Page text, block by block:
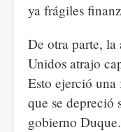
ya frágiles
De otra parte, la
Unidos atrajo
Esto ejerció una
que se depreció
gobierno